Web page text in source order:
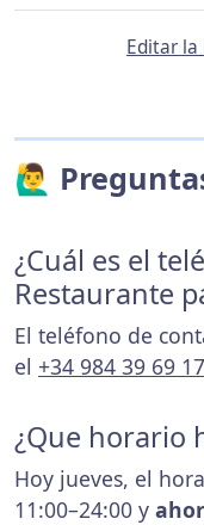
Editar la
🙋‍♂️
¿Cuál es el
Restaurante
El teléfono de
el +34 984 39 69 17
¿Que horario
Hoy jueves, el
11:00–24:00 y